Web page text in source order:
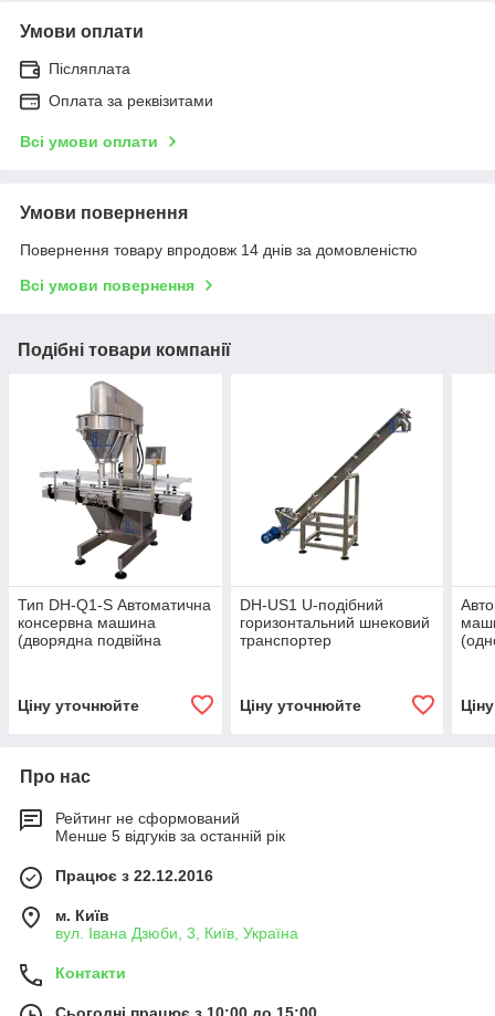
Умови оплати
Післяплата
Оплата за реквізитами
Всі умови оплати
Умови повернення
Повернення товару впродовж 14 днів за домовленістю
Всі умови повернення
Подібні товари компанії
Тип DH-Q1-S Автоматична
консервна машина
(дворядна подвійна
Ціну уточнюйте
DH-US1 U-подібний
горизонтальний шнековий
транспортер
Ціну уточнюйте
Про нас
Рейтинг не сформований
Менше 5 відгуків за останній рік
Працює з 22.12.2016
м. Київ
вул. Івана Дзюби, 3, Київ, Україна
Контакти